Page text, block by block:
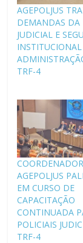
AGEPOLJUS
DEMANDAS DA
JUDICIAL E
TRF-4
AGEPOLJUS
EM CURSO DE
CAPACITAÇÃO
CONTINUADA
POLICIAIS
TRF-4